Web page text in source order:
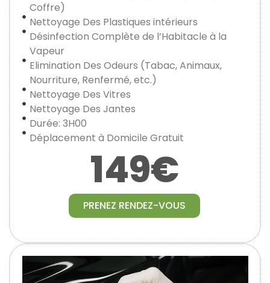
Coffre)
Nettoyage Des Plastiques intérieurs
Désinfection Complète de l’Habitacle à la
Vapeur
Elimination Des Odeurs (Tabac, Animaux,
Nourriture, Renfermé, etc.)
Nettoyage Des Vitres
Nettoyage Des Jantes
Durée: 3H00
Déplacement à Domicile Gratuit
149€
PRENEZ RENDEZ-VOUS